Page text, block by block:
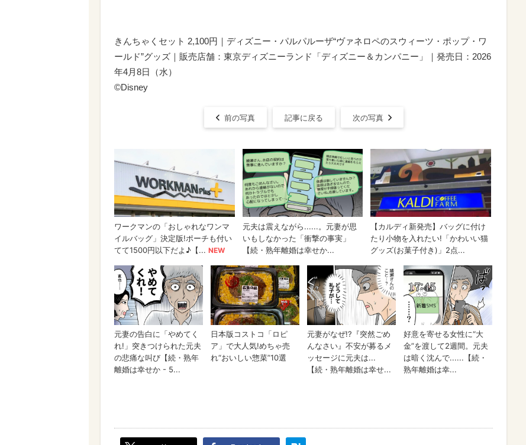
きんちゃくセット 2,100円｜ディズニー・パルパルーザ“ヴァネロペのスウィーツ・ポップ・ワ
ールド”グッズ｜販売店舗：東京ディズニーランド「ディズニー＆カンパニー」｜発売日：2026
年4月8日（水）
©Disney
前の写真 記事に戻る 次の写真